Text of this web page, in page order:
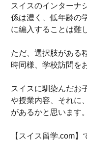
スイスのインターナ
係は濃く、低年齢の
に編入することは難
ただ、選択肢がある
時同様、学校訪問を
スイスに馴染んだお
や授業内容、それに
があるかと思います。
【スイス留学.com